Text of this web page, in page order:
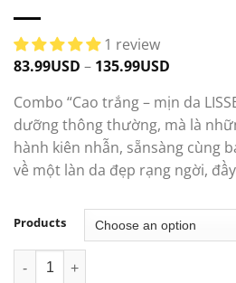
1 review
83.99USD – 135.99USD
Combo “Cao trắng – mịn da
dưỡng thông thường, mà là
hành kiên nhẫn, sẵnsàng cùng
về một làn da đẹp rạng ngời,
Products
Combo Cao Trắng Da Tạo Ánh Và